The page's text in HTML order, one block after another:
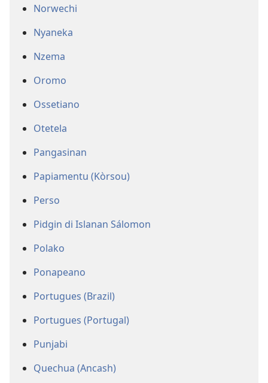
Norwechi
Nyaneka
Nzema
Oromo
Ossetiano
Otetela
Pangasinan
Papiamentu (Kòrsou)
Perso
Pidgin di Islanan Sálomon
Polako
Ponapeano
Portugues (Brazil)
Portugues (Portugal)
Punjabi
Quechua (Ancash)